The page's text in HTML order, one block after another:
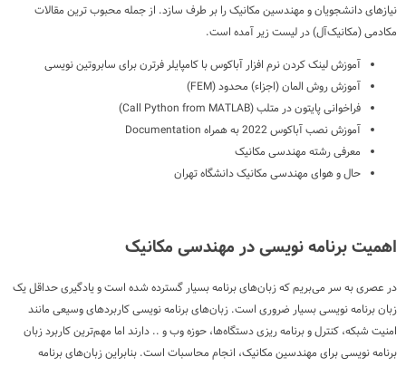
نیازهای دانشجویان و مهندسین مکانیک را بر طرف سازد. از جمله محبوب ترین مقالات
مکادمی (مکانیک‌آل) در لیست زیر آمده است.
آموزش لینک کردن نرم افزار آباکوس با کامپایلر فرترن برای سابروتین نویسی
آموزش روش المان (اجزاء) محدود (FEM)
فراخوانی پایتون در متلب (Call Python from MATLAB)
آموزش نصب آباکوس 2022 به همراه Documentation
معرفی رشته مهندسی مکانیک
حال و هوای مهندسی مکانیک دانشگاه تهران
اهمیت برنامه نویسی در مهندسی مکانیک
در عصری به سر می‌بریم که زبان‌های برنامه بسیار گسترده شده است و یادگیری حداقل یک
زبان برنامه نویسی بسیار ضروری است. زبان‌های برنامه نویسی کاربردهای وسیعی مانند
امنیت شبکه، کنترل و برنامه ریزی دستگاه‌ها، حوزه وب و .. دارند اما مهم‌ترین کاربرد زبان
برنامه نویسی برای مهندسین مکانیک، انجام محاسبات است. بنابراین زبان‌های برنامه